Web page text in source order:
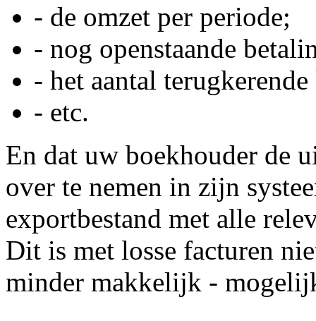
- de omzet per periode;
- nog openstaande
- het aantal
- etc.
En dat uw boekhouder de
over te nemen in zijn
exportbestand met alle
Dit is met losse facturen
minder makkelijk -